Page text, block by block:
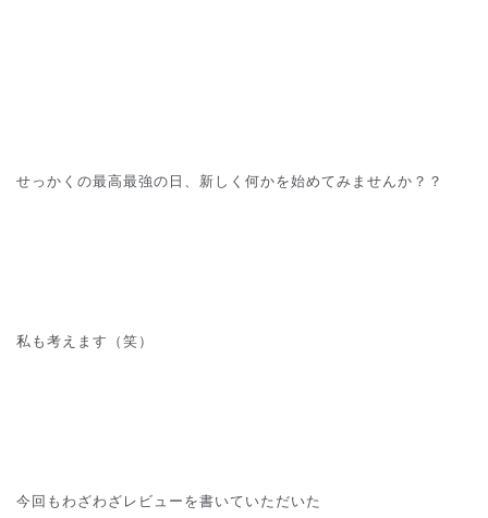
せっかくの最高最強の日、新しく何かを始めてみませんか？？
私も考えます（笑）
今回もわざわざレビューを書いていただいた